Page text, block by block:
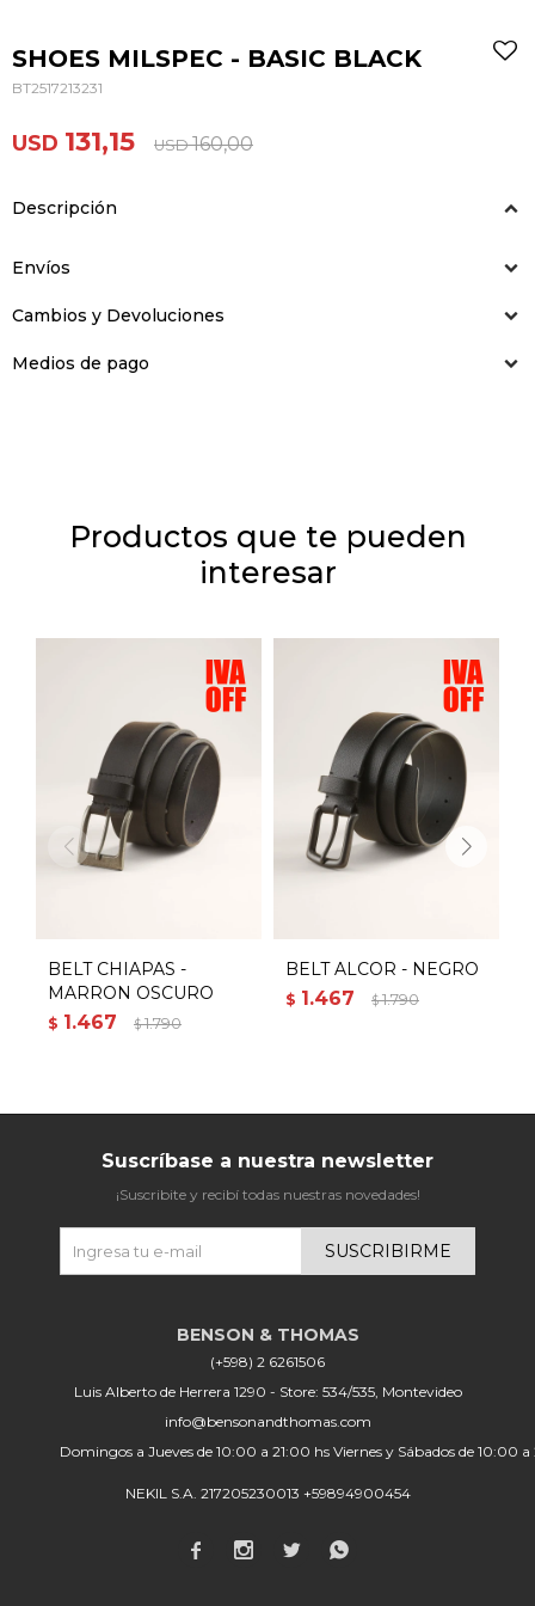
SHOES MILSPEC - BASIC BLACK
BT2517213231
USD 131,15 USD 160,00
Descripción
Envíos
Cambios y Devoluciones
Medios de pago
Productos que te pueden
interesar
BELT CHIAPAS -
MARRON OSCURO
$ 1.467 $ 1.790
BELT ALCOR - NEGRO
$ 1.467 $ 1.790
(+598) 2 6261506
Luis Alberto de Herrera 1290 - Store: 534/535, Montevideo
info@bensonandthomas.com
Domingos a Jueves de 10:00 a 21:00 hs Viernes y Sábados de 10:00
NEKIL S.A. 217205230013 +59894900454
   
Suscríbase a nuestra newsletter
¡Suscribite y recibí todas nuestras novedades!
SUSCRIBIRME